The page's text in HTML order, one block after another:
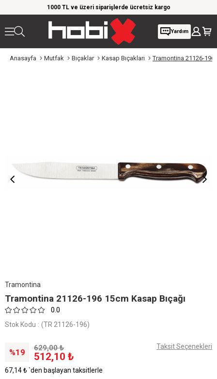
1000 TL ve üzeri siparişlerde ücretsiz kargo
Yardım
Anasayfa Mutfak Bıçaklar Kasap Bıçakları Tramontina 21126-196
Tramontina
Tramontina 21126-196 15cm Kasap Bıçağı
0.0
Stok Kodu (TR 21126-196)
19 629,00 ₺
512,10 ₺
Taksit Seçenekleri
67,14 ₺`den başlayan taksitlerle